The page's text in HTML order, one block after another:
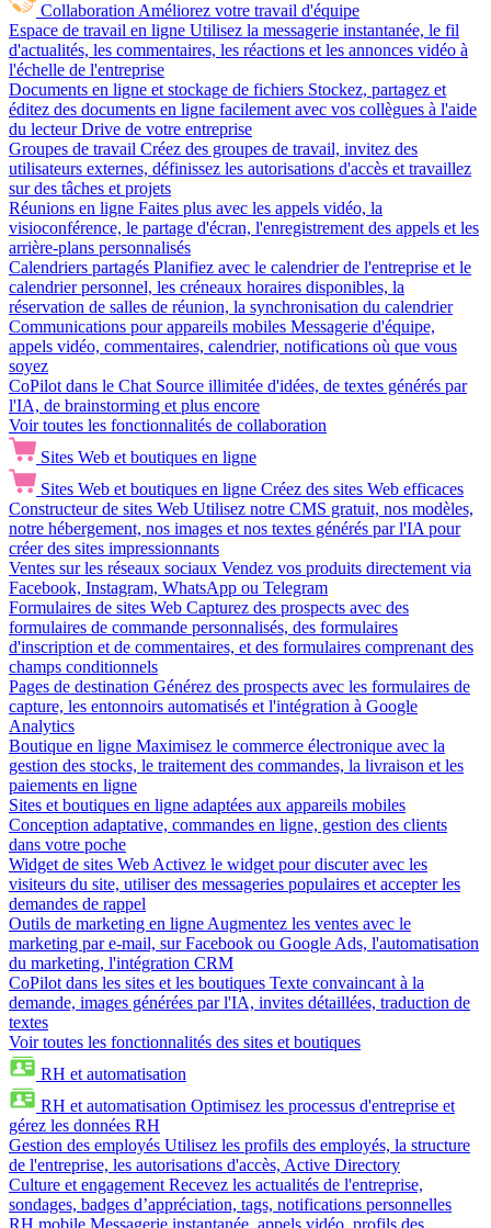
Collaboration Améliorez votre travail d'équipe
Espace de travail en ligne Utilisez la messagerie instantanée, le fil
d'actualités, les commentaires, les réactions et les annonces vidéo à
l'échelle de l'entreprise
Documents en ligne et stockage de fichiers Stockez, partagez et
éditez des documents en ligne facilement avec vos collègues à l'aide
du lecteur Drive de votre entreprise
Groupes de travail Créez des groupes de travail, invitez des
utilisateurs externes, définissez les autorisations d'accès et travaillez
sur des tâches et projets
Réunions en ligne Faites plus avec les appels vidéo, la
visioconférence, le partage d'écran, l'enregistrement des appels et les
arrière-plans personnalisés
Calendriers partagés Planifiez avec le calendrier de l'entreprise et le
calendrier personnel, les créneaux horaires disponibles, la
réservation de salles de réunion, la synchronisation du calendrier
Communications pour appareils mobiles Messagerie d'équipe,
appels vidéo, commentaires, calendrier, notifications où que vous
soyez
CoPilot dans le Chat Source illimitée d'idées, de textes générés par
l'IA, de brainstorming et plus encore
Voir toutes les fonctionnalités de collaboration
Sites Web et boutiques en ligne
Sites Web et boutiques en ligne Créez des sites Web efficaces
Constructeur de sites Web Utilisez notre CMS gratuit, nos modèles,
notre hébergement, nos images et nos textes générés par l'IA pour
créer des sites impressionnants
Ventes sur les réseaux sociaux Vendez vos produits directement via
Facebook, Instagram, WhatsApp ou Telegram
Formulaires de sites Web Capturez des prospects avec des
formulaires de commande personnalisés, des formulaires
d'inscription et de commentaires, et des formulaires comprenant des
champs conditionnels
Pages de destination Générez des prospects avec les formulaires de
capture, les entonnoirs automatisés et l'intégration à Google
Analytics
Boutique en ligne Maximisez le commerce électronique avec la
gestion des stocks, le traitement des commandes, la livraison et les
paiements en ligne
Sites et boutiques en ligne adaptées aux appareils mobiles
Conception adaptative, commandes en ligne, gestion des clients
dans votre poche
Widget de sites Web Activez le widget pour discuter avec les
visiteurs du site, utiliser des messageries populaires et accepter les
demandes de rappel
Outils de marketing en ligne Augmentez les ventes avec le
marketing par e-mail, sur Facebook ou Google Ads, l'automatisation
du marketing, l'intégration CRM
CoPilot dans les sites et les boutiques Texte convaincant à la
demande, images générées par l'IA, invites détaillées, traduction de
textes
Voir toutes les fonctionnalités des sites et boutiques
RH et automatisation
RH et automatisation Optimisez les processus d'entreprise et
gérez les données RH
Gestion des employés Utilisez les profils des employés, la structure
de l'entreprise, les autorisations d'accès, Active Directory
Culture et engagement Recevez les actualités de l'entreprise,
sondages, badges d’appréciation, tags, notifications personnelles
RH mobile Messagerie instantanée, appels vidéo, profils des